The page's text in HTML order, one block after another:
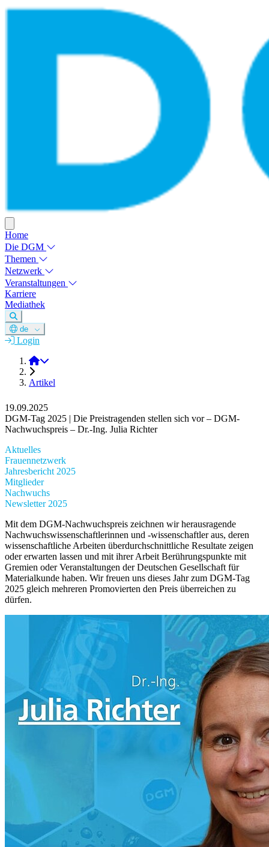
Home
Die DGM
Themen
Netzwerk
Veranstaltungen
Karriere
Mediathek
de
Login
DGM e.V.
Artikel
19.09.2025
DGM-Tag 2025 | Die Preistragenden stellen sich vor – DGM-
Nachwuchspreis – Dr.-Ing. Julia Richter
Aktuelles
Frauennetzwerk
Jahresbericht 2025
Mitglieder
Nachwuchs
Newsletter 2025
Mit dem DGM-Nachwuchspreis zeichnen wir herausragende
Nachwuchswissenschaftlerinnen und -wissenschaftler aus, deren
wissenschaftliche Arbeiten überdurchschnittliche Resultate zeigen
oder erwarten lassen und mit ihrer Arbeit Berührungspunkte mit
Gremien oder Veranstaltungen der Deutschen Gesellschaft für
Materialkunde haben. Wir freuen uns dieses Jahr zum DGM-Tag
2025 gleich mehreren Promovierten den Preis überreichen zu
dürfen.